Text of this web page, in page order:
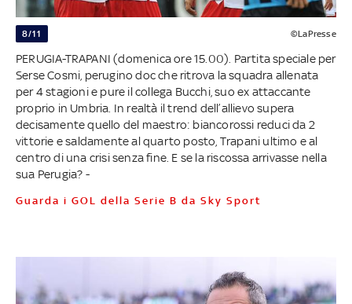
8/11 ©LaPresse
PERUGIA-TRAPANI (domenica ore 15.00). Partita speciale per
Serse Cosmi, perugino doc che ritrova la squadra allenata
per 4 stagioni e pure il collega Bucchi, suo ex attaccante
proprio in Umbria. In realtà il trend dell’allievo supera
decisamente quello del maestro: biancorossi reduci da 2
vittorie e saldamente al quarto posto, Trapani ultimo e al
centro di una crisi senza fine. E se la riscossa arrivasse nella
sua Perugia? -
Guarda i GOL della Serie B da Sky Sport